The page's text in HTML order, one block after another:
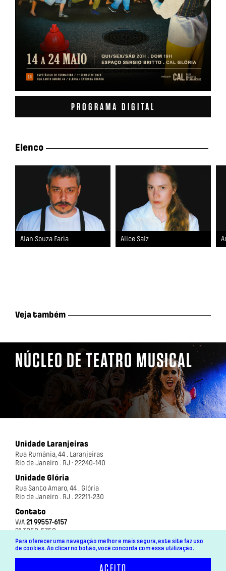
PROGRAMA DIGITAL
Elenco
Alan Souza Farìa Alice Salz
Veja também
NÚCLEO DE TEATRO MUSICAL
Unidade Laranjeiras
Rua Rumânia, 44 . Laranjeiras
Rio de Janeiro . RJ · 22240-140
Unidade Glória
Rua Santo Amaro, 44 . Glória
Rio de Janeiro . RJ . 22211-230
Contato
WA 21 99557-6157
21 3850-5750
Para oferecer uma navegação melhor e mais segura, este site faz uso
de cookies. Ao clicar no botão, você concorda com essa utilização.
ACEITO